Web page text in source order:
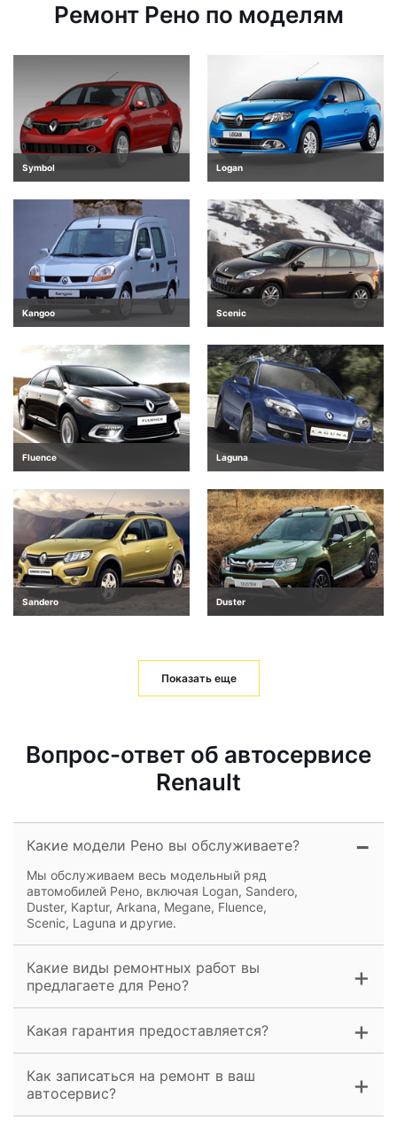
Ремонт Рено по моделям
Symbol Logan
Kangoo Scenic
Fluence Laguna
Sandero Duster
Показать еще
Вопрос-ответ об автосервисе
Renault
Какие модели Рено вы обслуживаете?
Мы обслуживаем весь модельный ряд
автомобилей Рено, включая Logan, Sandero,
Duster, Kaptur, Arkana, Megane, Fluence,
Scenic, Laguna и другие.
Какие виды ремонтных работ вы
предлагаете для Рено?
Какая гарантия предоставляется?
Как записаться на ремонт в ваш
автосервис?